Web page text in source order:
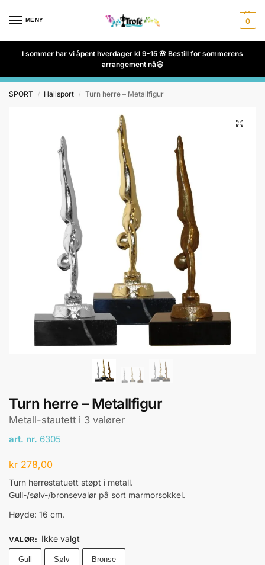
MENY 0
I sommer har vi åpent hverdager kl 9-15 🌸 Bestill for sommerens
arrangement nå😃
SPORT / Hallsport / Turn herre – Metallfigur
Turn herre – Metallfigur
Metall-stautett i 3 valører
art. nr. 6305
kr 278,00
Turn herrestatuett støpt i metall.
Gull-/sølv-/bronsevalør på sort marmorsokkel.
Høyde: 16 cm.
VALØR: Ikke valgt
Gull Sølv Bronse